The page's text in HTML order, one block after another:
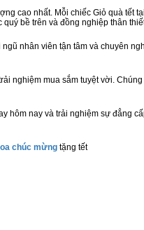
cao nhất. Mỗi chiếc Giỏ quà tết tại
bề trên và đồng nghiệp thân
nhân viên tận tâm và chuyên
nghiệm mua sắm tuyệt vời.
hôm nay và trải nghiệm sự đẳng
chúc mừng tặng tết